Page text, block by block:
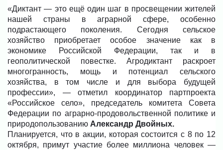
«Диктант — это ещё один шаг в просвещении жителей
нашей страны в аграрной сфере, особенно
подрастающего поколения. Сегодня сельское
хозяйство приобретает особое значение как в
экономике Российской Федерации, так и в
геополитической повестке. Агродиктант раскроет
многогранность, мощь и потенциал сельского
хозяйства, в том числе и для выбора будущей
профессии», — отметил координатор партпроекта
«Российское село», председатель комитета Совета
Федерации по аграрно-продовольственной политике и
природопользованию Александр Двойных.
Планируется, что в акции, которая состоится с 8 по 12
октября, примут участие более миллиона человек —